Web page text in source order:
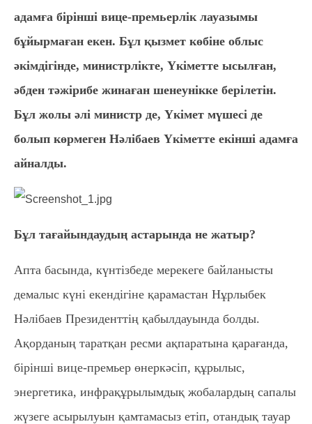
адамға бірінші вице-премьерлік лауазымы
бұйырмаған екен. Бұл қызмет көбіне облыс
әкімдігінде, министрлікте, Үкіметте ысылған,
әбден тәжірибе жинаған шенеунікке берілетін.
Бұл жолы әлі министр де, Үкімет мүшесі де
болып көрмеген Нәлібаев Үкіметте екінші адамға
айналды.
Бұл тағайындаудың астарында не жатыр?
Апта басында, күнтізбеде мерекеге байланысты
демалыс күні екендігіне қарамастан Нұрлыбек
Нәлібаев Президенттің қабылдауында болды.
Ақорданың таратқан ресми ақпаратына қарағанда,
бірінші вице-премьер өнеркәсіп, құрылыс,
энергетика, инфрақұрылымдық жобалардың сапалы
жүзеге асырылуын қамтамасыз етіп, отандық тауар